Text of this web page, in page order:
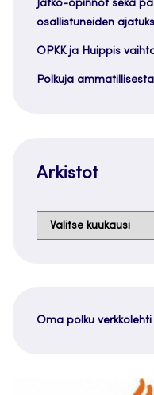
Jatko-opinnot sekä
osallistuneiden
OPKK ja Huippis
Polkuja
Arkistot
Arkistot
Oma polku verkkolehti